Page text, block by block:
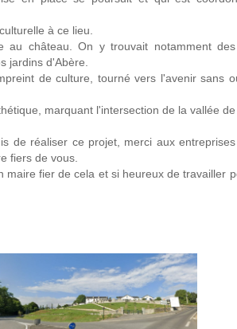
à ce lieu.
au château. On y trouvait notamment
jardins d'Abère.
de culture, tourné vers l'avenir sans
marquant l'intersection de la vallée
de réaliser ce projet, merci aux
fiers de vous.
fier de cela et si heureux de travailler